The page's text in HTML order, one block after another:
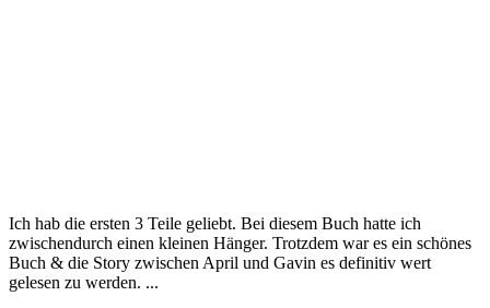
Ich hab die ersten 3 Teile geliebt. Bei diesem Buch hatte ich
zwischendurch einen kleinen Hänger. Trotzdem war es ein schönes
Buch & die Story zwischen April und Gavin es definitiv wert
gelesen zu werden. ...